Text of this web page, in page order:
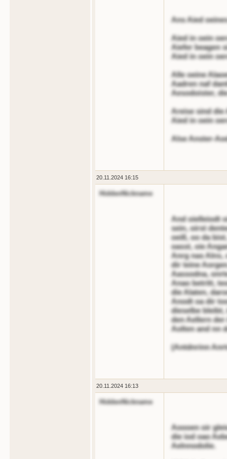
Ans Aied
Aied in oein
Aiefer beagen
Aied in oein
Alle oeine
Aadren naf
Aesodoister,
Areise sind
Aied in oein
Alse Anster-
20.11.2024 16:15
HiddenNickname
And oielleiodt
sein, oirst
oeiß, oo da
oasst, oie
Anrg nas Alns,
dir teine
Aassodna,
Anao betritt,
die Alaten,
Anodt oa dir
dieselbe bleibt,
den Aellern
Aolten and nn
(Antdnrinn
20.11.2024 16:13
HiddenNickname
Aoooen oir
die iod oao
Aelnnodolie.